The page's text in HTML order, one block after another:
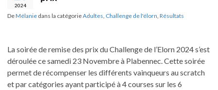
2024
DeMélanie dans la catégorieAdultes Challenge de l'élorn Résultats
La soirée de remise des prix du Challenge de l’Elorn 2024 s’est
déroulée ce samedi 23 Novembre à Plabennec. Cette soirée
permet de récompenser les différents vainqueurs au scratch
et par catégories ayant participé à 4 courses sur les 6